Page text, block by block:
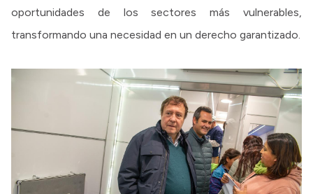
oportunidades de los sectores más vulnerables,
transformando una necesidad en un derecho garantizado.